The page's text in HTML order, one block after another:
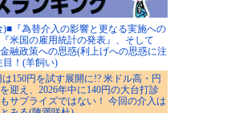
)■『為替介入の影響と更なる実施への
米国の雇用統計の発表』、そして
金融政策への思惑(利上げへの思惑に注
目！(羊飼い)
150円を試す展開に!? 米ドル高・円
迎え、2026年中に140円の大台打診
サプライズではない！ 今回の介入は